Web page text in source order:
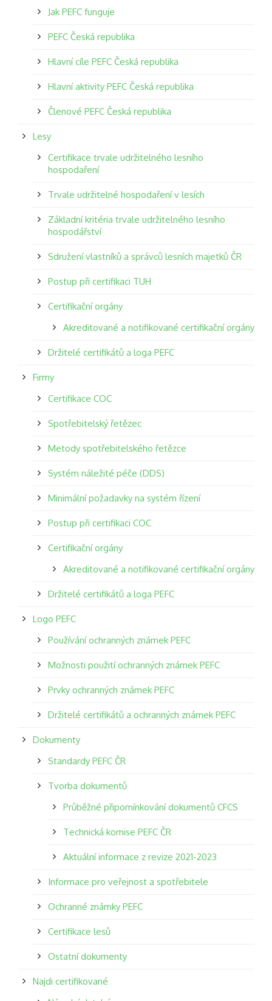
Jak PEFC funguje
PEFC Česká republika
Hlavní cíle PEFC Česká republika
Hlavní aktivity PEFC Česká republika
Členové PEFC Česká republika
Lesy
Certifikace trvale udržitelného lesního
hospodaření
Trvale udržitelné hospodaření v lesích
Základní kritéria trvale udržitelného lesního
hospodářství
Sdružení vlastníků a správců lesních majetků ČR
Postup při certifikaci TUH
Certifikační orgány
Akreditované a notifikované certifikační orgány
Držitelé certifikátů a loga PEFC
Firmy
Certifikace COC
Spotřebitelský řetězec
Metody spotřebitelského řetězce
Systém náležité péče (DDS)
Minimální požadavky na systém řízení
Postup při certifikaci COC
Certifikační orgány
Akreditované a notifikované certifikační orgány
Držitelé certifikátů a loga PEFC
Logo PEFC
Používání ochranných známek PEFC
Možnosti použití ochranných známek PEFC
Prvky ochranných známek PEFC
Držitelé certifikátů a ochranných známek PEFC
Dokumenty
Standardy PEFC ČR
Tvorba dokumentů
Průběžné připomínkování dokumentů CFCS
Technická komise PEFC ČR
Aktuální informace z revize 2021-2023
Informace pro veřejnost a spotřebitele
Ochranné známky PEFC
Certifikace lesů
Ostatní dokumenty
Najdi certifikované